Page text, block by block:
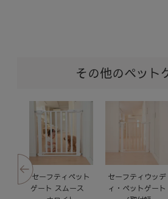
その他のペット
スチールペットゲ
ートⅡ ネイビー
木製ペットゲート
バニラ